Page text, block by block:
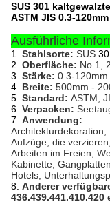
SUS 301
ASTM JIS 0.3-120mm
Ausführliche
1. Stahlsorte: SUS
2. Oberfläche: No.1,
3. Stärke: 0.3-120mm
4. Breite: 500mm -
5. Standard: ASTM,
6. Verpacken:
7. Anwendung:
Architekturdekoration,
Aufzüge, die
Arbeiten im Freien,
Kabinette,
Hotels,
8. Anderer
436.439.441.410.420